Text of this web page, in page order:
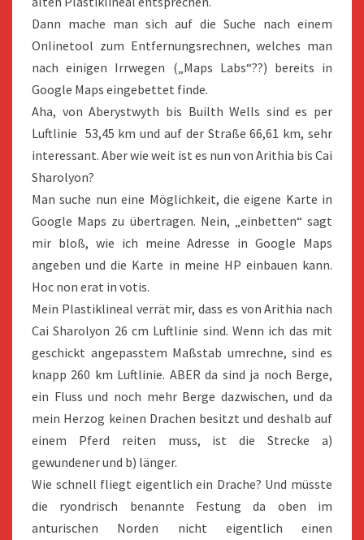
Dann mache man sich auf die Suche nach einem
Onlinetool zum Entfernungsrechnen, welches man
nach einigen Irrwegen („Maps Labs“??) bereits in
Google Maps eingebettet finde.
Aha, von Aberystwyth bis Builth Wells sind es per
Luftlinie 53,45 km und auf der Straße 66,61 km, sehr
interessant. Aber wie weit ist es nun von Arithia bis Cai
Sharolyon?
Man suche nun eine Möglichkeit, die eigene Karte in
Google Maps zu übertragen. Nein, „einbetten“ sagt
mir bloß, wie ich meine Adresse in Google Maps
angeben und die Karte in meine HP einbauen kann.
Hoc non erat in votis.
Mein Plastiklineal verrät mir, dass es von Arithia nach
Cai Sharolyon 26 cm Luftlinie sind. Wenn ich das mit
geschickt angepasstem Maßstab umrechne, sind es
knapp 260 km Luftlinie. ABER da sind ja noch Berge,
ein Fluss und noch mehr Berge dazwischen, und da
mein Herzog keinen Drachen besitzt und deshalb auf
einem Pferd reiten muss, ist die Strecke a)
gewundener und b) länger.
Wie schnell fliegt eigentlich ein Drache? Und müsste
die ryondrisch benannte Festung da oben im
anturischen Norden nicht eigentlich einen